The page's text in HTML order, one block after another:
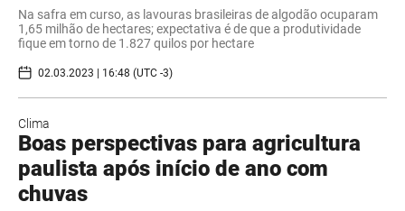
Na safra em curso, as lavouras brasileiras de algodão ocuparam
1,65 milhão de hectares; expectativa é de que a produtividade
fique em torno de 1.827 quilos por hectare
02.03.2023 | 16:48 (UTC -3)
Clima
Boas perspectivas para agricultura
paulista após início de ano com
chuvas